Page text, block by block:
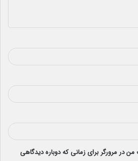
در مرورگر برای زمانی که دوباره دیدگاهی